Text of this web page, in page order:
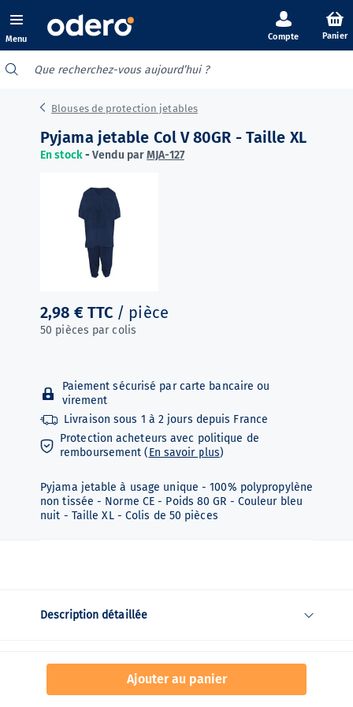
Menu Panier
Blouses de protection jetables
Pyjama jetable Col V 80GR - Taille XL
En stock-Vendu parMJA-127
2,98 € TTC / pièce
50 pièces par colis
Paiement sécurisé par carte bancaire ou
virement
Livraison sous 1 à 2 jours depuis France
Protection acheteurs avec politique de
remboursement (En savoir plus)
Pyjama jetable à usage unique - 100% polypropylène
non tissée - Norme CE - Poids 80 GR - Couleur bleu
nuit - Taille XL - Colis de 50 pièces
Ajouter au panier
Description détaillée
Fiche technique